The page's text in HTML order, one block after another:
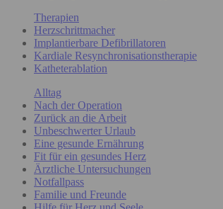
Therapien
Herzschrittmacher
Implantierbare Defibrillatoren
Kardiale Resynchronisationstherapie
Katheterablation
Alltag
Nach der Operation
Zurück an die Arbeit
Unbeschwerter Urlaub
Eine gesunde Ernährung
Fit für ein gesundes Herz
Ärztliche Untersuchungen
Notfallpass
Familie und Freunde